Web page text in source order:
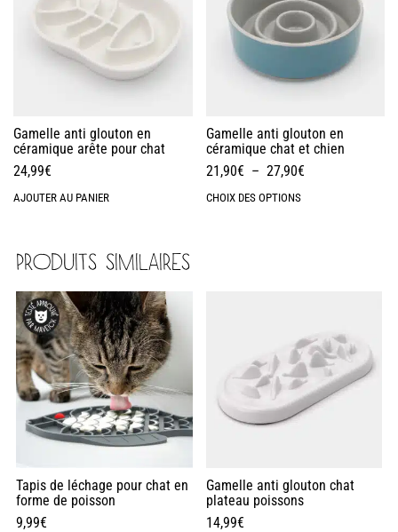
Gamelle anti glouton en
céramique arête pour chat
24,99€
AJOUTER AU PANIER
Gamelle anti glouton en
céramique chat et chien
21,90€ – 27,90€
CHOIX DES OPTIONS
PRODUITS SIMILAIRES
Tapis de léchage pour chat en
forme de poisson
9,99€
Gamelle anti glouton chat
plateau poissons
14,99€